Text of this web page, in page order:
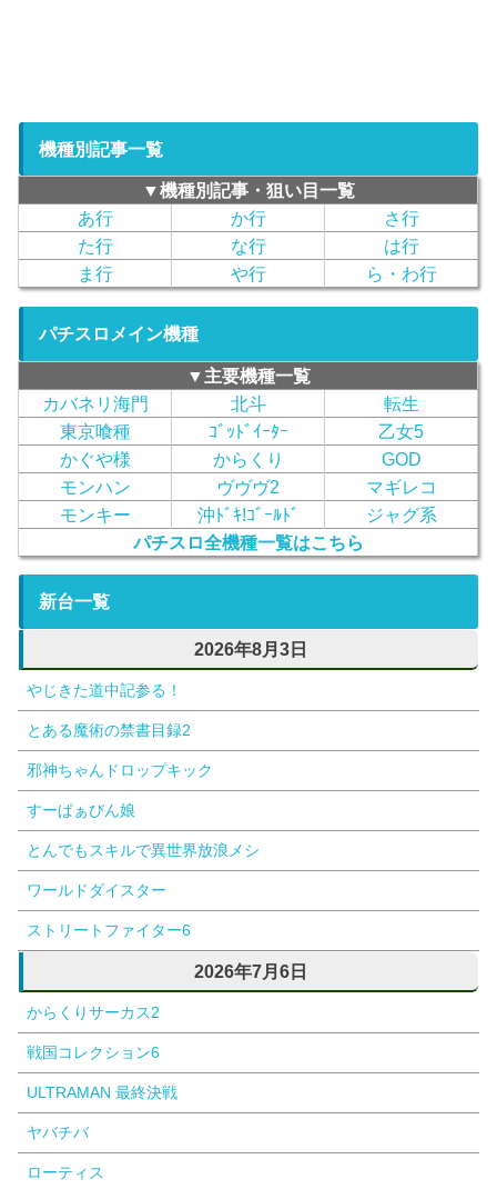
機種別記事一覧
▼機種別記事・狙い目一覧
あ行
か行
さ行
た行
な行
は行
ま行
や行 ら・わ行
パチスロメイン機種
▼主要機種一覧
カバネリ海門
北斗
転生
東京喰種
ｺﾞｯﾄﾞｲｰﾀｰ
乙女5
かぐや様
からくり
GOD
モンハン
ヴヴヴ2
マギレコ
モンキー
沖ﾄﾞｷ!ｺﾞｰﾙﾄﾞ
ジャグ系
パチスロ全機種一覧はこちら
新台一覧
2026年8月3日
やじきた道中記参る！
とある魔術の禁書目録2
邪神ちゃんドロップキック
すーぱぁびん娘
とんでもスキルで異世界放浪メシ
ワールドダイスター
ストリートファイター6
2026年7月6日
からくりサーカス2
戦国コレクション6
ULTRAMAN 最終決戦
ヤバチバ
ローティス